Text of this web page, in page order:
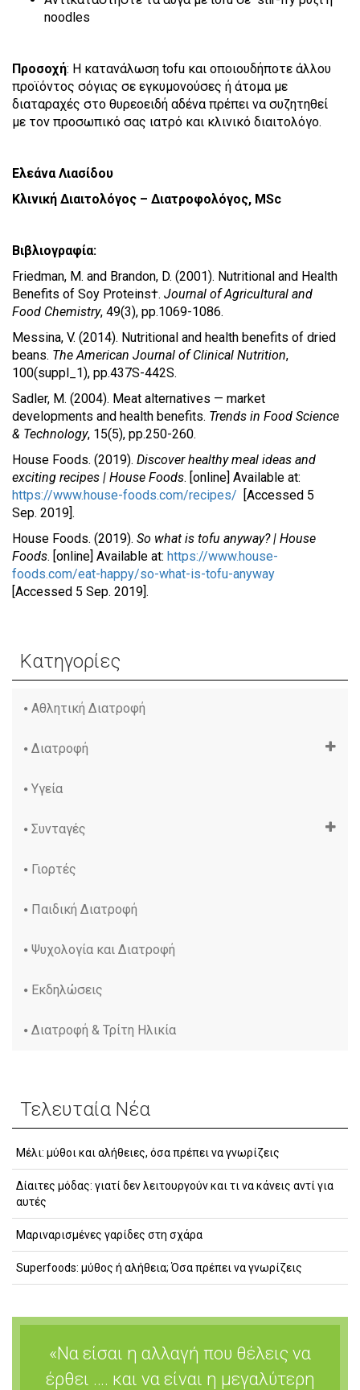
noodles
Προσοχή: H κατανάλωση tofu και οποιουδήποτε άλλου
προϊόντος σόγιας σε εγκυμονούσες ή άτομα με
διαταραχές στο θυρεοειδή αδένα πρέπει να συζητηθεί
με τον προσωπικό σας ιατρό και κλινικό διαιτολόγο.
Ελεάνα Λιασίδου
Κλινική Διαιτολόγος – Διατροφολόγος, MSc
Βιβλιογραφία:
Friedman, M. and Brandon, D. (2001). Nutritional and Health
Benefits of Soy Proteins†. Journal of Agricultural and
Food Chemistry, 49(3), pp.1069-1086.
Messina, V. (2014). Nutritional and health benefits of dried
beans. The American Journal of Clinical Nutrition,
100(suppl_1), pp.437S-442S.
Sadler, M. (2004). Meat alternatives — market
developments and health benefits. Trends in Food Science
& Technology, 15(5), pp.250-260.
House Foods. (2019). Discover healthy meal ideas and
exciting recipes | House Foods. [online] Available at:
https://www.house-foods.com/recipes/ [Accessed 5
Sep. 2019].
House Foods. (2019). So what is tofu anyway? | House
Foods. [online] Available at: https://www.house-
foods.com/eat-happy/so-what-is-tofu-anyway
[Accessed 5 Sep. 2019].
Κατηγορίες
Αθλητική Διατροφή
Διατροφή
Υγεία
Συνταγές
Γιορτές
Παιδική Διατροφή
Ψυχολογία και Διατροφή
Εκδηλώσεις
Διατροφή & Τρίτη Ηλικία
Τελευταία Νέα
Μέλι: μύθοι και αλήθειες, όσα πρέπει να γνωρίζεις
Δίαιτες μόδας: γιατί δεν λειτουργούν και τι να κάνεις αντί για
αυτές
Μαριναρισμένες γαρίδες στη σχάρα
Superfoods: μύθος ή αλήθεια; Όσα πρέπει να γνωρίζεις
«Να είσαι η αλλαγή που θέλεις να
έρθει …. και να είναι η μεγαλύτερη